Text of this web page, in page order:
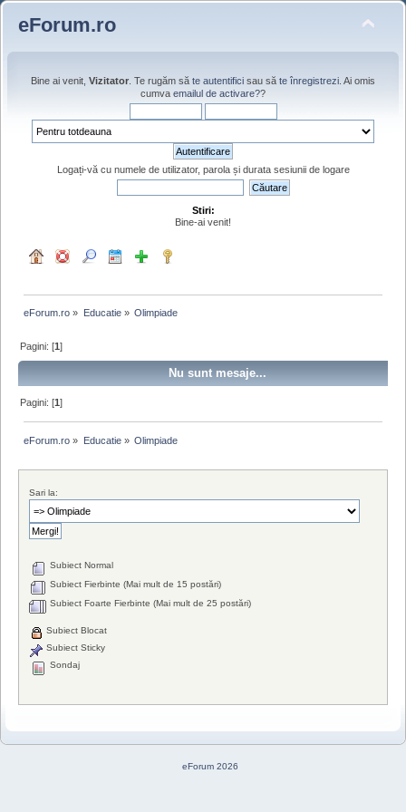
eForum.ro
Bine ai venit, Vizitator . Te rugăm să te autentifici sau să te înregistrezi . Ai omis
cumva emailul de activare??
Logați-vă cu numele de utilizator, parola și durata sesiunii de logare
Stiri:
Bine-ai venit!
eForum.ro » Educatie» Olimpiade
Pagini: [1]
Nu sunt mesaje...
Pagini: [1]
eForum.ro » Educatie» Olimpiade
Sari la:
Subiect Normal
Subiect Fierbinte (Mai mult de 15 postări)
Subiect Foarte Fierbinte (Mai mult de 25 postări)
Subiect Blocat
Subiect Sticky
Sondaj
eForum 2026